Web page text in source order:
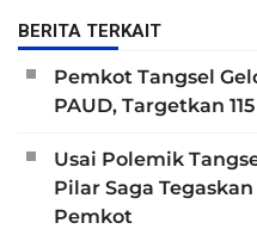
BERITA TERKAIT
Pemkot Tangsel
PAUD, Targetkan
Usai Polemik
Pilar Saga
Pemkot